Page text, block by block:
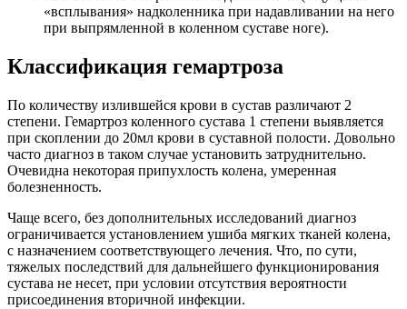
«всплывания» надколенника при надавливании на него
при выпрямленной в коленном суставе ноге).
Классификация гемартроза
По количеству излившейся крови в сустав различают 2
степени. Гемартроз коленного сустава 1 степени выявляется
при скоплении до 20мл крови в суставной полости. Довольно
часто диагноз в таком случае установить затруднительно.
Очевидна некоторая припухлость колена, умеренная
болезненность.
Чаще всего, без дополнительных исследований диагноз
ограничивается установлением ушиба мягких тканей колена,
с назначением соответствующего лечения. Что, по сути,
тяжелых последствий для дальнейшего функционирования
сустава не несет, при условии отсутствия вероятности
присоединения вторичной инфекции.